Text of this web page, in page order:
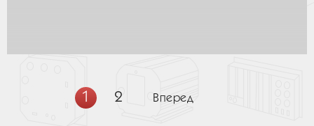
1 2 Вперед